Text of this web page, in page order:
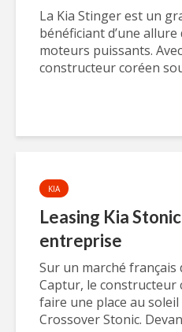
La Kia Stinger est un
bénéficiant d’une
moteurs puissants.
constructeur coréen
KIA
Leasing Kia
entreprise
Sur un marché
Captur, le constructeur
faire une place au
Crossover Stonic.